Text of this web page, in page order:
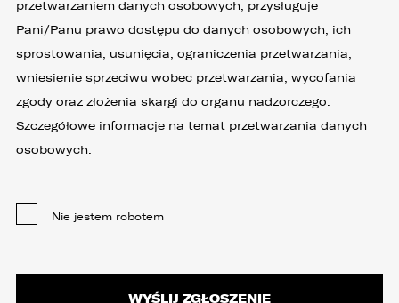
przetwarzaniem danych osobowych, przysługuje
Pani/Panu prawo dostępu do danych osobowych, ich
sprostowania, usunięcia, ograniczenia przetwarzania,
wniesienie sprzeciwu wobec przetwarzania, wycofania
zgody oraz złożenia skargi do organu nadzorczego.
Szczegółowe informacje na temat przetwarzania danych
osobowych.
Nie jestem robotem